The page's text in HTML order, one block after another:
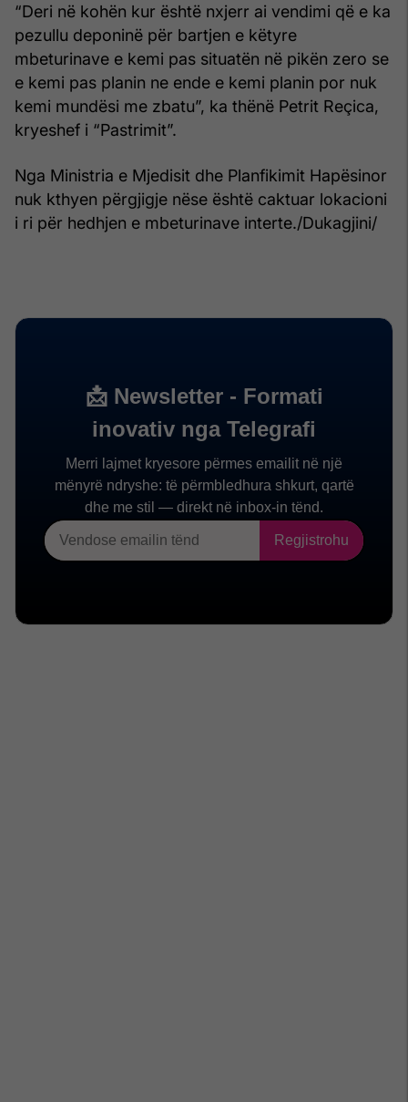
“Deri në kohën kur është nxjerr ai vendimi që e ka
pezullu deponinë për bartjen e këtyre
mbeturinave e kemi pas situatën në pikën zero se
e kemi pas planin ne ende e kemi planin por nuk
kemi mundësi me zbatu”, ka thënë Petrit Reçica,
kryeshef i “Pastrimit”.
Nga Ministria e Mjedisit dhe Planfikimit Hapësinor
nuk kthyen përgjigje nëse është caktuar lokacioni
i ri për hedhjen e mbeturinave interte./Dukagjini/